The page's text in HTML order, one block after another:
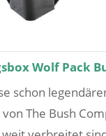
Wolf Pack
schon
The Bush